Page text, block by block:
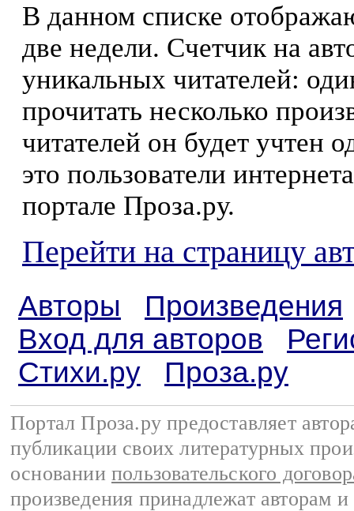
В данном списке
две недели. Счетчик на
уникальных читателей:
прочитать несколько
читателей он будет учтен
это пользователи
портале Проза.ру.
Перейти на страницу
Авторы
Произведения
Вход для авторов
Стихи.ру
Проза.ру
Портал Проза.ру предоставляет
публикации своих литературных
основании пользовательского
произведения принадлежат авторам